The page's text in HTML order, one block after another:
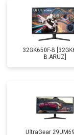
32GK650F-B
B.ARUZ]
UltraGear